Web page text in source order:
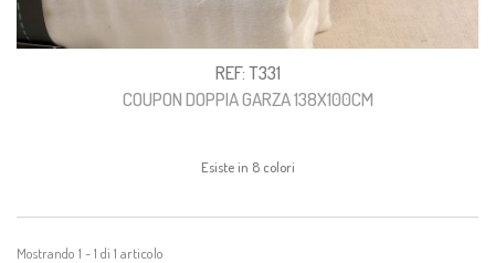
REF: T331
COUPON DOPPIA GARZA 138X100CM
Esiste in 8 colori
Mostrando 1 - 1 di 1 articolo